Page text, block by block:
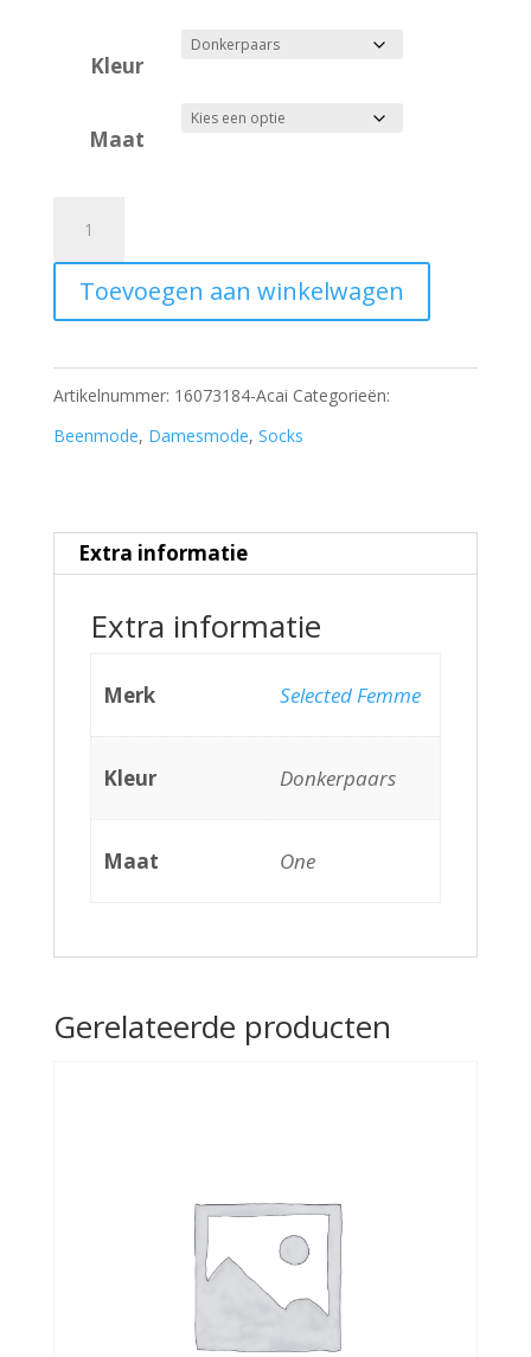
Kleur
Maat
Sock
Selected
aantal
Toevoegen aan winkelwagen
Artikelnummer: 16073184-Acai Categorieën:
Beenmode, Damesmode, Socks
Extra informatie
Extra informatie
Merk Selected Femme
Kleur Donkerpaars
Maat One
Gerelateerde producten